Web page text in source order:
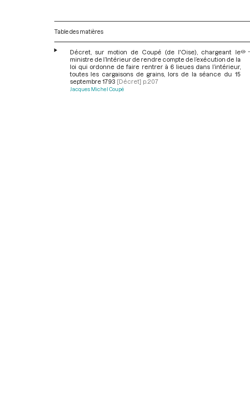
Table des matières
Décret, sur motion de Coupé (de l'Oise), chargeant le
ministre de l’Intérieur de rendre compte de l’exécution de la
loi qui ordonne de faire rentrer à 6 lieues dans l’intérieur,
toutes les cargaisons de grains, lors de la séance du 15
septembre 1793 [Décret] p.207
Jacques Michel Coupé